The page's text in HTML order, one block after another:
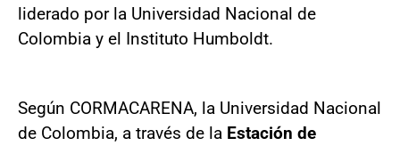
liderado por la Universidad Nacional de
Colombia y el Instituto Humboldt.
Según CORMACARENA, la Universidad Nacional
de Colombia, a través de la Estación de